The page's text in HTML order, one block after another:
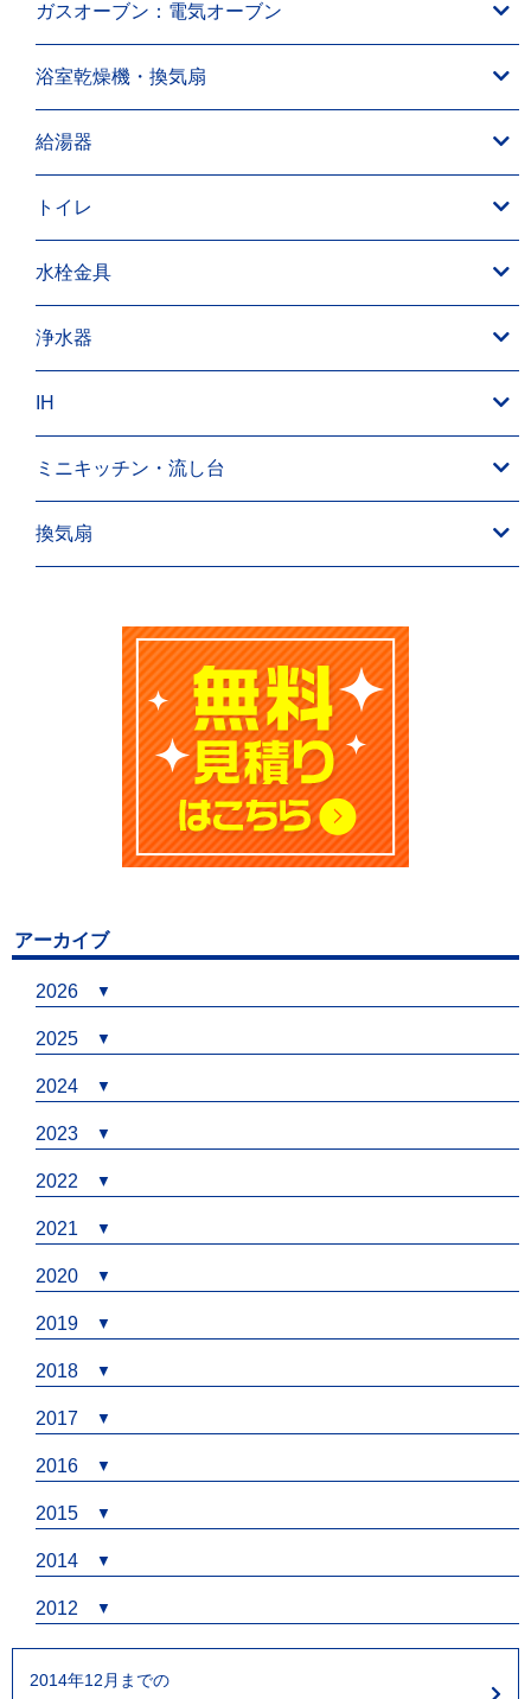
ガスオーブン：電気オーブン
浴室乾燥機・換気扇
給湯器
トイレ
水栓金具
浄水器
IH
ミニキッチン・流し台
換気扇
アーカイブ
2026
2025
2024
2023
2022
2021
2020
2019
2018
2017
2016
2015
2014
2012
2014年12月までの